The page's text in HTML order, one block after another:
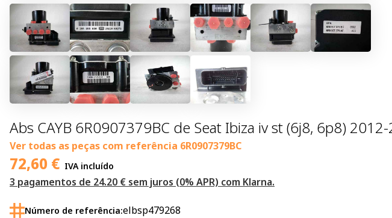
Abs CAYB 6R0907379BC de Seat Ibiza iv st (6j8, 6p8)
Ver todas as peças com referência 6R0907379BC
72,60 € IVA incluído
3 pagamentos de 24.20 € sem juros (0% APR) com Klarna.
Número de referência:elbsp479268